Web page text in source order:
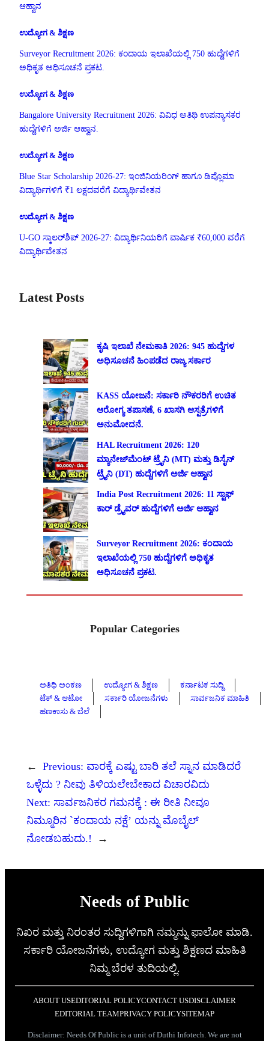
ಆಹ್ವಾನ
ಉದ್ಯೋಗ & ಶಿಕ್ಷಣ
Surveyor Recruitment 2026: ಕಂದಾಯ ಇಲಾಖೆಯಲ್ಲಿ 750 ಹುದ್ದೆಗಳಿಗೆ
ಅಧಿಕೃತ ಅಧಿಸೂಚನೆ ಪ್ರಕಟ.
ಉದ್ಯೋಗ & ಶಿಕ್ಷಣ
Bangalore University Recruitment 2026: ವಿವಿಧ ಅತಿಥಿ ಉಪನ್ಯಾಸಕರ
ಹುದ್ದೆಗಳಿಗೆ ಅರ್ಜಿ ಆಹ್ವಾನ.
ಉದ್ಯೋಗ & ಶಿಕ್ಷಣ
Blue Star Scholarship 2026-27: ಇಂಜಿನಿಯರಿಂಗ್ ಹಾಗೂ ಡಿಪ್ಲೊಮಾ
ವಿದ್ಯಾರ್ಥಿಗಳಿಗೆ ₹1 ಲಕ್ಷದವರೆಗೆ ವಿದ್ಯಾರ್ಥಿವೇತನ
ಉದ್ಯೋಗ & ಶಿಕ್ಷಣ
U-GO ಸ್ಕಾಲರ್‌ಶಿಪ್ 2026-27: ವಿದ್ಯಾರ್ಥಿನಿಯರಿಗೆ ವಾರ್ಷಿಕ ₹60,000 ವರೆಗೆ
ವಿದ್ಯಾರ್ಥಿವೇತನ
Latest Posts
ಕೃಷಿ ಇಲಾಖೆ ನೇಮಕಾತಿ 2026: 945 ಹುದ್ದೆಗಳ
ಅಧಿಸೂಚನೆ ಹಿಂಪಡೆದ ರಾಜ್ಯ ಸರ್ಕಾರ
KASS ಯೋಜನೆ: ಸರ್ಕಾರಿ ನೌಕರರಿಗೆ ಉಚಿತ
ಆರೋಗ್ಯ ತಪಾಸಣೆ, 6 ಖಾಸಗಿ ಆಸ್ಪತ್ರೆಗಳಿಗೆ
ಅನುಮೋದನೆ.
HAL Recruitment 2026: 120
ಮ್ಯಾನೇಜ್‌ಮೆಂಟ್ ಟ್ರೈನಿ (MT) ಮತ್ತು ಡಿಸೈನ್
ಟ್ರೈನಿ (DT) ಹುದ್ದೆಗಳಿಗೆ ಅರ್ಜಿ ಆಹ್ವಾನ
India Post Recruitment 2026: 11 ಸ್ಟಾಫ್
ಕಾರ್ ಡ್ರೈವರ್ ಹುದ್ದೆಗಳಿಗೆ ಅರ್ಜಿ ಆಹ್ವಾನ
Surveyor Recruitment 2026: ಕಂದಾಯ
ಇಲಾಖೆಯಲ್ಲಿ 750 ಹುದ್ದೆಗಳಿಗೆ ಅಧಿಕೃತ
ಅಧಿಸೂಚನೆ ಪ್ರಕಟ.
Popular Categories
ಅತಿಥಿ ಅಂಕಣ ಉದ್ಯೋಗ & ಶಿಕ್ಷಣ
ಕರ್ನಾಟಕ ಸುದ್ದಿ
ಟೆಕ್ & ಆಟೋ
ಸರ್ಕಾರಿ ಯೋಜನೆಗಳು
ಸಾರ್ವಜನಿಕ ಮಾಹಿತಿ
ಹಣಕಾಸು & ಬೆಲೆ
← Previous: ವಾರಕ್ಕೆ ಎಷ್ಟು ಬಾರಿ ತಲೆ ಸ್ನಾನ ಮಾಡಿದರೆ
ಒಳ್ಳೆದು ? ನೀವು ತಿಳಿಯಲೇಬೇಕಾದ ವಿಚಾರವಿದು
Next: ಸಾರ್ವಜನಿಕರ ಗಮನಕ್ಕೆ : ಈ ರೀತಿ ನೀವೂ
ನಿಮ್ಮೂರಿನ `ಕಂದಾಯ ನಕ್ಷೆ’ ಯನ್ನು ಮೊಬೈಲ್
ನೋಡಬಹುದು.!
→
Needs of Public
ನಿಖರ ಮತ್ತು ನಿರಂತರ ಸುದ್ದಿಗಳಿಗಾಗಿ ನಮ್ಮನ್ನು ಫಾಲೋ ಮಾಡಿ.
ಸರ್ಕಾರಿ ಯೋಜನೆಗಳು, ಉದ್ಯೋಗ ಮತ್ತು ಶಿಕ್ಷಣದ ಮಾಹಿತಿ
ನಿಮ್ಮ ಬೆರಳ ತುದಿಯಲ್ಲಿ.
ABOUT USEDITORIAL POLICYCONTACT USDISCLAIMER
EDITORIAL TEAMPRIVACY POLICYSITEMAP
Disclaimer: Needs Of Public is a unit of Duthi Infotech. We are not